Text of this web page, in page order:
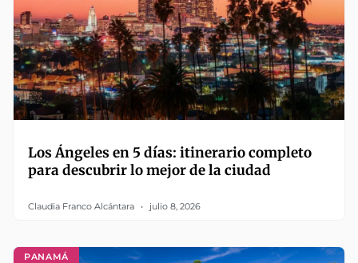
Los Ángeles en 5 días: itinerario completo
para descubrir lo mejor de la ciudad
Claudia Franco Alcántara julio 8, 2026
PANAMÁ